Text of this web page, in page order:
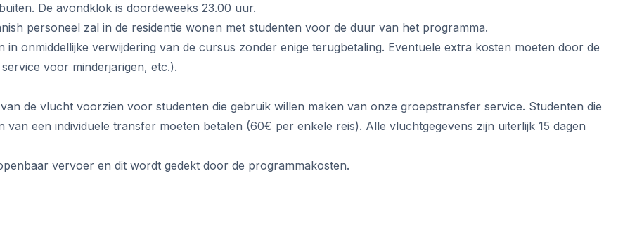
De avondklok is doordeweeks 23.00 uur.
personeel zal in de residentie wonen met studenten voor de duur van het programma.
onmiddellijke verwijdering van de cursus zonder enige terugbetaling. Eventuele extra kosten moeten door de
voor minderjarigen, etc.).
de vlucht voorzien voor studenten die gebruik willen maken van onze groepstransfer service. Studenten die
een individuele transfer moeten betalen (60€ per enkele reis). Alle vluchtgegevens zijn uiterlijk 15 dagen
vervoer en dit wordt gedekt door de programmakosten.